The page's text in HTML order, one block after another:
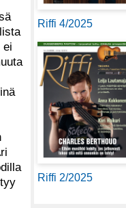
ei
Riffi 4/2025
Riffi 2/2025